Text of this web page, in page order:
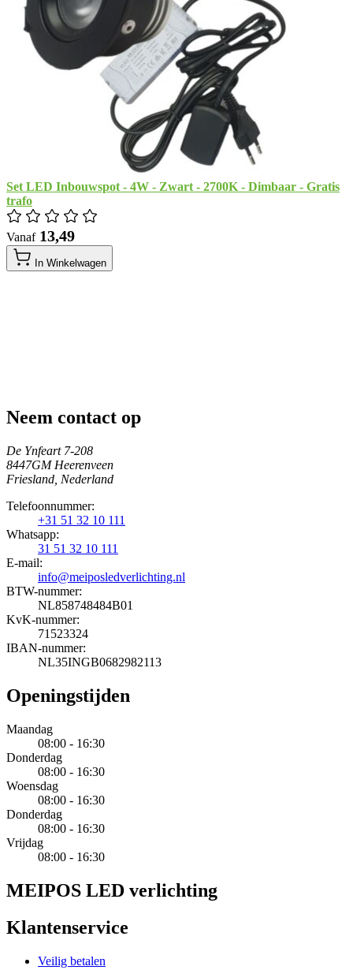
Set LED Inbouwspot - 4W - Zwart - 2700K - Dimbaar - Gratis
trafo
Vanaf​ 13,49
In Winkelwagen
Neem contact op
De Ynfeart 7-208
8447GM Heerenveen
Friesland, Nederland
Telefoonnummer:
+31 51 32 10 111
Whatsapp:
31 51 32 10 111
E-mail:
info@meiposledverlichting.nl
BTW-nummer:
NL858748484B01
KvK-nummer:
71523324
IBAN-nummer:
NL35INGB0682982113
Openingstijden
Maandag
08:00 - 16:30
Donderdag
08:00 - 16:30
Woensdag
08:00 - 16:30
Donderdag
08:00 - 16:30
Vrijdag
08:00 - 16:30
MEIPOS LED verlichting
Klantenservice
Veilig betalen